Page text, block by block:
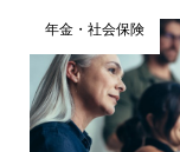
年金・社会保険